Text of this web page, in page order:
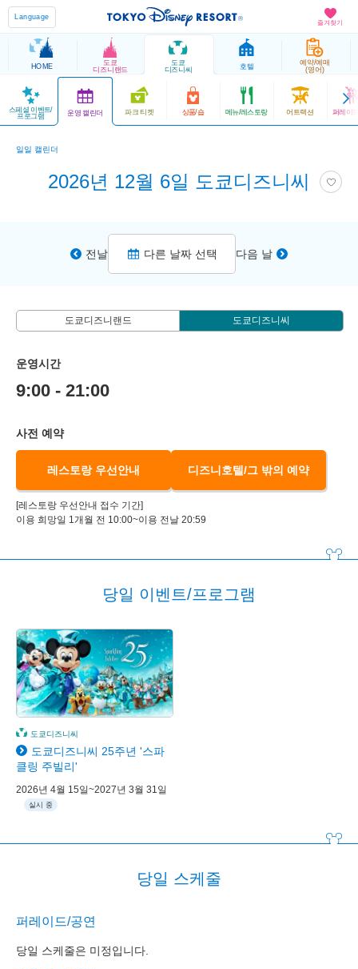
즐겨찾기
Language
HOME
도쿄
디즈니랜드
도쿄
디즈니씨
호텔
예약/예매
(영어)
스페셜 이벤트/
프로그램 운영 캘린더 파크 티켓 상품/숍 메뉴/레스토랑 어트랙션 퍼레이
일일 캘린더
2026년 12월 6일 도쿄디즈니씨
전날 다른 날짜 선택 다음 날
도쿄디즈니랜드 도쿄디즈니씨
운영시간
9:00 - 21:00
사전 예약
레스토랑 우선안내 디즈니호텔/그 밖의 예약
[레스토랑 우선안내 접수 기간]
이용 희망일 1개월 전 10:00~이용 전날 20:59
당일 이벤트/프로그램
도쿄디즈니씨
도쿄디즈니씨 25주년 '스파
클링 주빌리'
2026년 4월 15일~2027년 3월 31일
실시 중
당일 스케줄
퍼레이드/공연
당일 스케줄은 미정입니다.